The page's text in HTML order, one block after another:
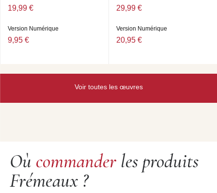
19,99 €
Version Numérique
9,95 €
29,99 €
Version Numérique
20,95 €
Voir toutes les œuvres
Où commander les produits
Frémeaux ?